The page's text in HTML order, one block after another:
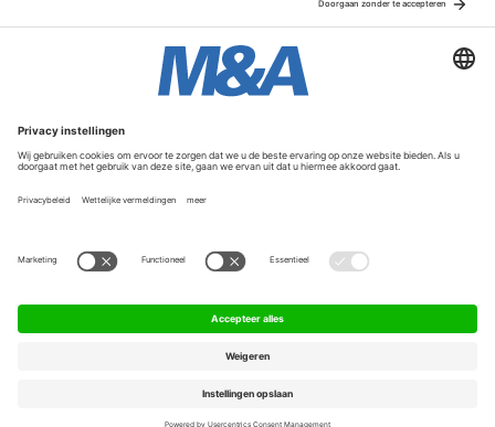
Service & Contact
Contact
FAQ
Werken bij ons
Algemene Voorwaarden